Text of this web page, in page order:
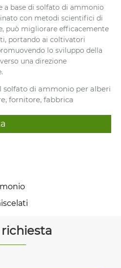
a base di solfato di ammonio
con metodi scientifici di
può migliorare efficacemente
portando ai coltivatori
lo sviluppo della
una direzione
solfato di ammonio per alberi
fornitore, fabbrica